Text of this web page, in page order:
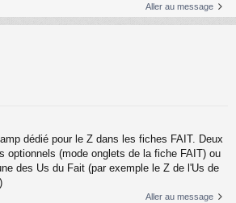
Aller au message
dédié pour le Z dans les fiches FAIT. Deux
optionnels (mode onglets de la fiche FAIT) ou
des Us du Fait (par exemple le Z de l'Us de
Aller au message